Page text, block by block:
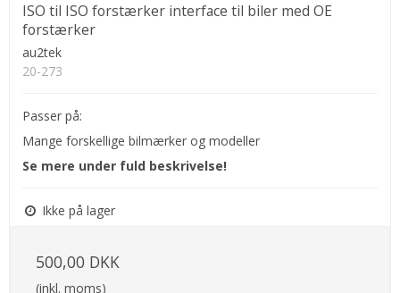
ISO til ISO forstærker interface til biler med OE
forstærker
au2tek
20-273
Passer på:
Mange forskellige bilmærker og modeller
Se mere under fuld beskrivelse!
Ikke på lager
500,00 DKK
(inkl. moms)